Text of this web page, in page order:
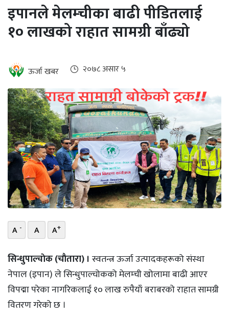
खबर
हरित
इभी
सम्पादकीय
बैंक
पर्यटन
भिडियो
छापा
खोज
प्रोफाइल
विशेष
इपानले मेलम्चीका बाढी पीडितलाई
१० लाखको राहात सामग्री बाँढ्यो
ऊर्जा खबर २०७८ असार ५
A - A A+
सिन्धुपाल्चाेक (चाैतारा) । स्वतन्त्र ऊर्जा उत्पादकहरूको संस्था
नेपाल (इपान) ले सिन्धुपाल्चोकको मेलम्ची खोलामा बाढी आएर
विपद्मा परेका नागरिकलाई १० लाख रुपैयाँ बराबरको राहात सामग्री
वितरण गरेको छ ।